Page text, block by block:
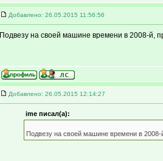
Добавлено: 26.05.2015 11:56:56
Подвезу на своей машине времени в 2008-й,
Добавлено: 26.05.2015 12:14:27
ime писал(а):
Подвезу на своей машине времени в